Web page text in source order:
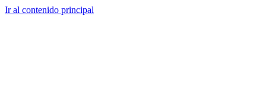
Ir al contenido principal